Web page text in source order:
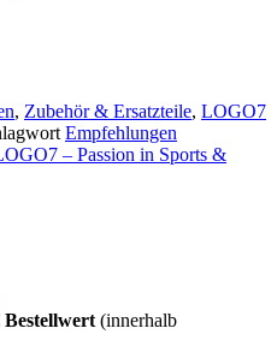
, Zubehör & Ersatzteile, LOGO7
Empfehlungen
– Passion in Sports &
Bestellwert (innerhalb